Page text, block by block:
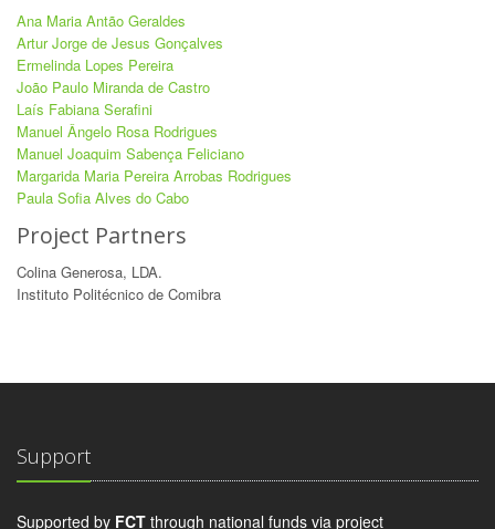
Ana Maria Antão Geraldes
Artur Jorge de Jesus Gonçalves
Ermelinda Lopes Pereira
João Paulo Miranda de Castro
Laís Fabiana Serafini
Manuel Ângelo Rosa Rodrigues
Manuel Joaquim Sabença Feliciano
Margarida Maria Pereira Arrobas Rodrigues
Paula Sofia Alves do Cabo
Project Partners
Colina Generosa, LDA.
Instituto Politécnico de Comibra
Support
Supported by FCT through national funds via project